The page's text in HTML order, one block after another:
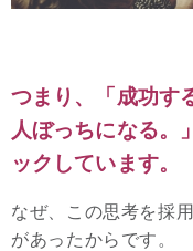
つまり、「成功す
人ぼっちになる。
ックしています。
なぜ、この思考を採
があったからです。